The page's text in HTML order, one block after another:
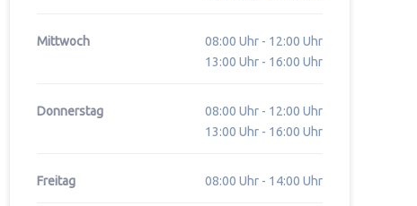
Mittwoch
08:00 Uhr - 12:00 Uhr
13:00 Uhr - 16:00 Uhr
Donnerstag
08:00 Uhr - 12:00 Uhr
13:00 Uhr - 16:00 Uhr
Freitag 08:00 Uhr - 14:00 Uhr